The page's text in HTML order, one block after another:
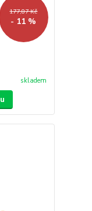
177,87 Kč
- 11 %
skladem